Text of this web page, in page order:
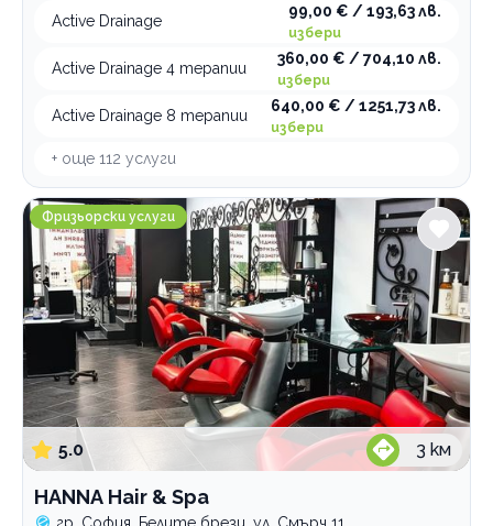
Active Drainage
99,00 € / 193,63 лв.
избери
Active Drainage 4 терапии
360,00 € / 704,10 лв.
избери
Active Drainage 8 терапии
640,00 € / 1251,73 лв.
избери
+ още 112 услуги
HANNА Hair & Spa
Фризьорски услуги
5.0 3 км
HANNА Hair & Spa